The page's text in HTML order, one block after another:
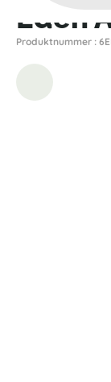
Eden
Produktnummer :